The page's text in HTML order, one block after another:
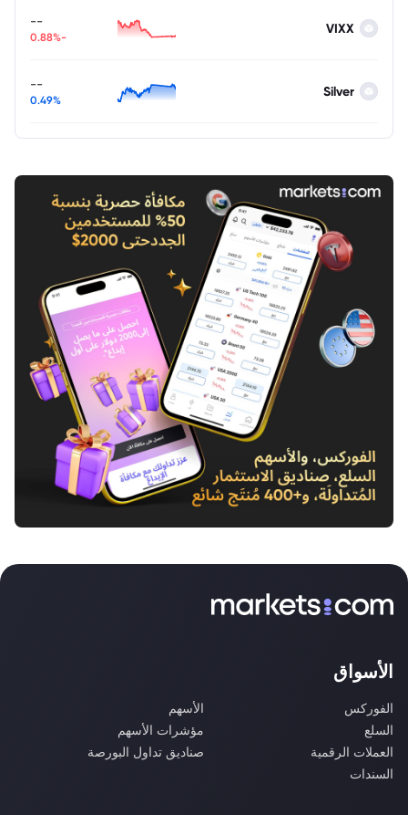
VIXX
--
-0.88%
Silver
--
0.49%
الأسواق
الفوركس
الأسهم
السلع
مؤشرات الأسهم
العملات الرقمية
صناديق تداول البورصة
السندات